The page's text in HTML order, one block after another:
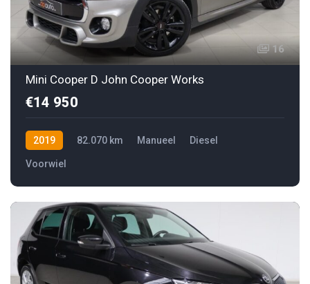
16
Mini Cooper D John Cooper Works
€14 950
2019 82.070 km Manueel Diesel
Voorwiel